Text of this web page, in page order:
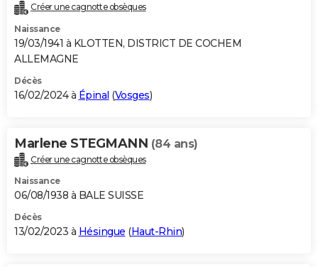
Créer une cagnotte obsèques
Naissance
19/03/1941 à KLOTTEN, DISTRICT DE COCHEM
ALLEMAGNE
Décès
16/02/2024 à Épinal (Vosges)
Marlene STEGMANN (84 ans)
Créer une cagnotte obsèques
Naissance
06/08/1938 à BALE SUISSE
Décès
13/02/2023 à Hésingue (Haut-Rhin)